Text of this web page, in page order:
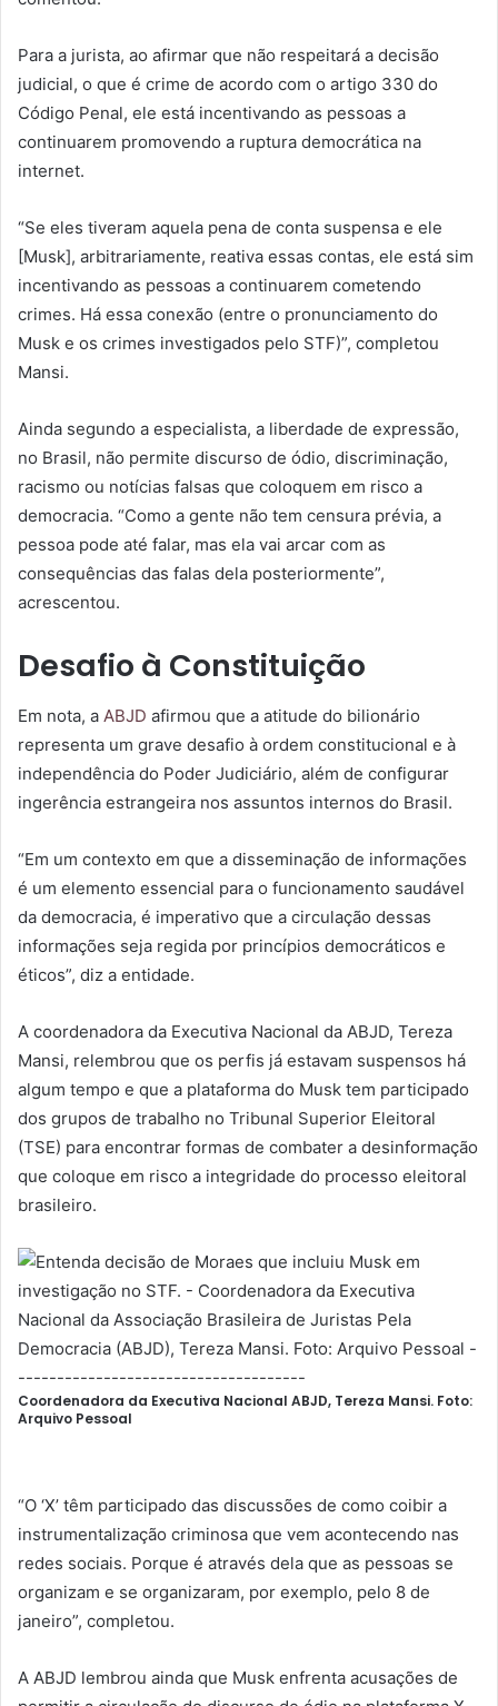
Para a jurista, ao afirmar que não respeitará a decisão
judicial, o que é crime de acordo com o artigo 330 do
Código Penal, ele está incentivando as pessoas a
continuarem promovendo a ruptura democrática na
internet.
“Se eles tiveram aquela pena de conta suspensa e ele
[Musk], arbitrariamente, reativa essas contas, ele está sim
incentivando as pessoas a continuarem cometendo
crimes. Há essa conexão (entre o pronunciamento do
Musk e os crimes investigados pelo STF)”, completou
Mansi.
Ainda segundo a especialista, a liberdade de expressão,
no Brasil, não permite discurso de ódio, discriminação,
racismo ou notícias falsas que coloquem em risco a
democracia. “Como a gente não tem censura prévia, a
pessoa pode até falar, mas ela vai arcar com as
consequências das falas dela posteriormente”,
acrescentou.
Desafio à Constituição
Em nota, a ABJD afirmou que a atitude do bilionário
representa um grave desafio à ordem constitucional e à
independência do Poder Judiciário, além de configurar
ingerência estrangeira nos assuntos internos do Brasil.
“Em um contexto em que a disseminação de informações
é um elemento essencial para o funcionamento saudável
da democracia, é imperativo que a circulação dessas
informações seja regida por princípios democráticos e
éticos”, diz a entidade.
A coordenadora da Executiva Nacional da ABJD, Tereza
Mansi, relembrou que os perfis já estavam suspensos há
algum tempo e que a plataforma do Musk tem participado
dos grupos de trabalho no Tribunal Superior Eleitoral
(TSE) para encontrar formas de combater a desinformação
que coloque em risco a integridade do processo eleitoral
brasileiro.
Coordenadora da Executiva Nacional ABJD, Tereza Mansi. Foto:
Arquivo Pessoal
“O ‘X’ têm participado das discussões de como coibir a
instrumentalização criminosa que vem acontecendo nas
redes sociais. Porque é através dela que as pessoas se
organizam e se organizaram, por exemplo, pelo 8 de
janeiro”, completou.
A ABJD lembrou ainda que Musk enfrenta acusações de